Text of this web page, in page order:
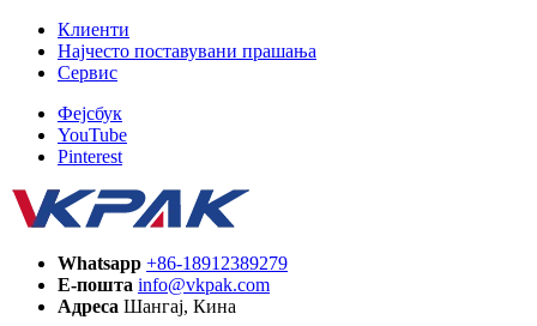
Клиенти
Најчесто поставувани прашања
Сервис
Фејсбук
YouTube
Pinterest
Whatsapp +86-18912389279
Е-пошта info@vkpak.com
Адреса Шангај, Кина